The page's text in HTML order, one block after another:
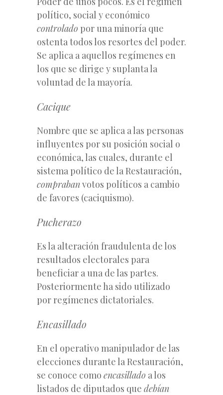
político, social y económico
controlado por una minoría que
ostenta todos los resortes del poder.
Se aplica a aquellos regímenes en
los que se dirige y suplanta la
voluntad de la mayoría.
Cacique
Nombre que se aplica a las personas
influyentes por su posición social o
económica, las cuales, durante el
sistema político de la Restauración,
comprabanvotos políticos a cambio
de favores (caciquismo).
Pucherazo
Es la alteración fraudulenta de los
resultados electorales para
beneficiar a una de las partes.
Posteriormente ha sido utilizado
por regímenes dictatoriales.
Encasillado
En el operativo manipulador de las
elecciones durante la Restauración,
se conoce como encasillado a los
listados de diputados que debían